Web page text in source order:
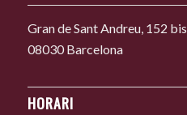
Gran de Sant Andreu, 152 bis
08030 Barcelona
HORARI